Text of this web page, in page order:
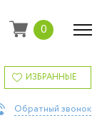
0
ИЗБРАННЫЕ
Обратный звонок